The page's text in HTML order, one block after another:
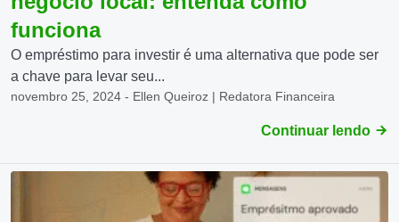
funciona
O empréstimo para investir é uma alternativa que pode ser
a chave para levar seu...
novembro 25, 2024 - Ellen Queiroz | Redatora Financeira
Continuar lendo